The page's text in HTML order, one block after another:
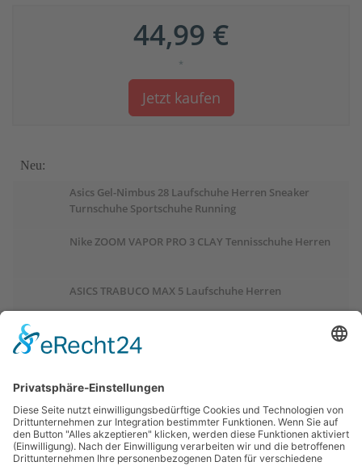
44,99 €
*
Jetzt kaufen
Neu:
Asics Gel-Nimbus 28 Laufschuhe Herren Sneaker
Turnschuhe Sportschuhe Running
Nike ZOOM VAPOR PRO 3 CLAY Tennisschuhe Herren
ASICS TRABUCO MAX 5 Laufschuhe Herren
ASICS GEL-PULSE 17 Laufschuhe Damen
Salomon OUTCHILL Winterschuhe Damen
ASICS GEL-CUMULUS 28 Laufschuhe Damen